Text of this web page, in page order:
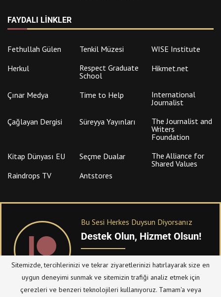
FAYDALI LINKLER
Fethullah Gülen Tenkil Müzesi
WISE Institute
Herkul
Respect Graduate
School
Hikmet.net
Çınar Medya Time to Help
International
Journalist
Çağlayan Dergisi
Süreyya Yayınları
The Journalist and
Writers
Foundation
Kitap Dünyası EU
Seçme Dualar
The Alliance for
Shared Values
Raindrops TV
Antstores
Bu Sesi Herkes Duysun Diyorsanız
Destek Olun, Hizmet Olsun!
PATREONüzerinden sitemize bağışta
bulanabilirsiniz.
Sitemizde, tercihlerinizi ve tekrar ziyaretlerinizi hatırlayarak size en
uygun deneyimi sunmak ve sitemizin trafiği analiz etmek için
çerezleri ve benzeri teknolojileri kullanıyoruz. Tamam'a veya